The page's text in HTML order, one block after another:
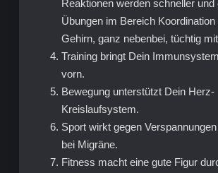
Reaktionen werden schneller und
Übungen im Bereich
Gehirn, ganz nebenbei, tüchtig
Training bringt Dein
vorn.
Bewegung unterstützt Dein Herz-
Kreislaufsystem.
Sport wirkt gegen
bei Migräne.
Fitness macht eine gute Figur